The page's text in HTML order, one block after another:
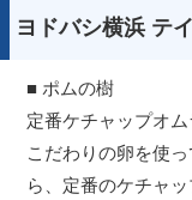
ヨドバシ横浜 テ
■ ポムの樹
定番ケチャップオ
こだわりの卵を使
ら、定番のケチャ